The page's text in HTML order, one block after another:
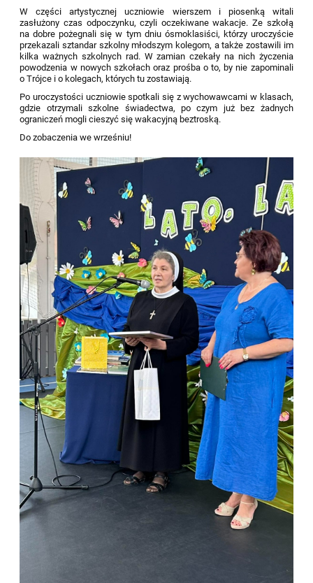
W części artystycznej uczniowie wierszem i piosenką witali
zasłużony czas odpoczynku, czyli oczekiwane wakacje. Ze szkołą
na dobre pożegnali się w tym dniu ósmoklasiści, którzy uroczyście
przekazali sztandar szkolny młodszym kolegom, a także zostawili im
kilka ważnych szkolnych rad. W zamian czekały na nich życzenia
powodzenia w nowych szkołach oraz prośba o to, by nie zapominali
o Trójce i o kolegach, których tu zostawiają.
Po uroczystości uczniowie spotkali się z wychowawcami w klasach,
gdzie otrzymali szkolne świadectwa, po czym już bez żadnych
ograniczeń mogli cieszyć się wakacyjną beztroską.
Do zobaczenia we wrześniu!